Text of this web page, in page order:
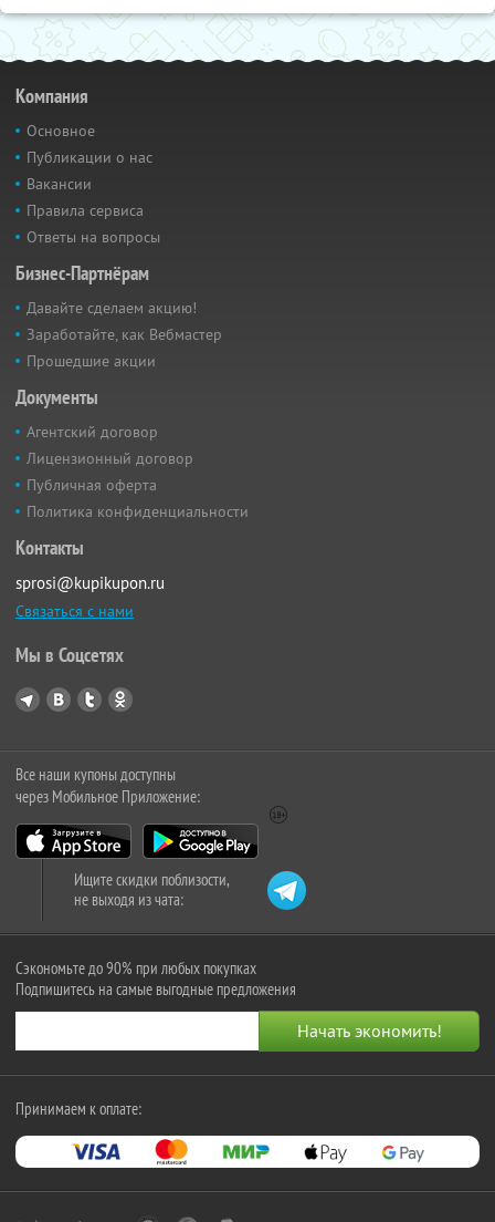
Компания
Основное
Публикации о нас
Вакансии
Правила сервиса
Ответы на вопросы
Бизнес-Партнёрам
Давайте сделаем акцию!
Заработайте, как Вебмастер
Прошедшие акции
Документы
Агентский договор
Лицензионный договор
Публичная оферта
Политика конфиденциальности
Контакты
sprosi@kupikupon.ru
Связаться с нами
Мы в Соцсетях
Все наши купоны доступны
через Мобильное Приложение:
Ищите скидки поблизости,
не выходя из чата:
Сэкономьте до 90% при любых покупках
Подпишитесь на самые выгодные предложения
Принимаем к оплате: